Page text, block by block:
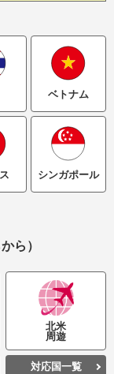
ベトナム
シンガポール
ら）
北米
周遊
対応国一覧